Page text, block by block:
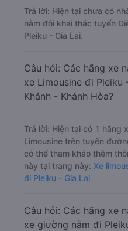
Trả lời: Hiện tại chưa có
nằm đôi khai thác tuyến
Pleiku - Gia Lai.
Câu hỏi: Các hãng xe
xe Limousine đi Pleiku
Khánh - Khánh Hòa?
Trả lời: Hiện tại có 1 hãng
Limousine trên tuyến
có thể tham khảo thêm
này tại trang này: Xe
đi Pleiku - Gia Lai
Câu hỏi: Các hãng xe
xe giường nằm đi